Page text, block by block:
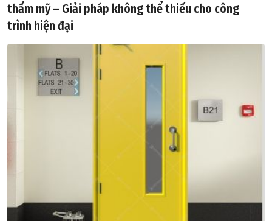
thẩm mỹ – Giải pháp không thể thiếu cho công
trình hiện đại